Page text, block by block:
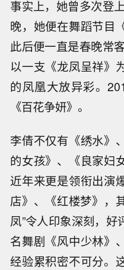
事实上，她曾多次登
晚，她便在舞蹈节目
此后便一直是春晚常
以一支《龙凤呈祥》
的凤凰大放异彩。
《百花争妍》。
李倩不仅有《绣水》
的女孩》、《良家妇
近年来更是领衔出演
店》、《红楼梦》，
凤”令人印象深刻，
名舞剧《风中少林》
经验累积密不可分。